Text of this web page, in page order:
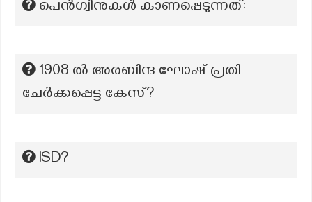
പെൻഗ്വിനുകൾ കാണപ്പെടുന്നത്:
1908 ൽ അരബിന്ദ ഘോഷ് പ്രതി
ചേർക്കപ്പെട്ട കേസ്?
ISD?